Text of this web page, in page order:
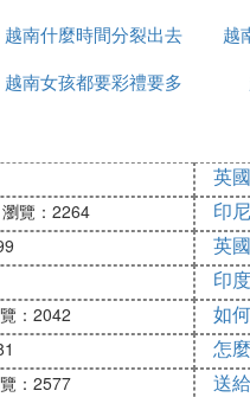
好話的。他們認為法
影響
支持，在1977年悍然
中越邊境挑起了軍事
越南什麼時間分裂出去
的
越
越南女孩都要彩禮要多
英
瀏覽：2264 印
英
印
：2042 如
怎
：2577 送